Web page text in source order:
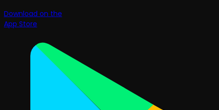
Download on the
App Store